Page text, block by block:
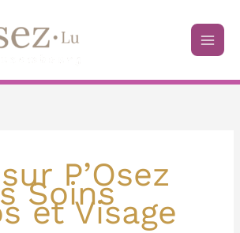
P’Osez
Soins
et Visage